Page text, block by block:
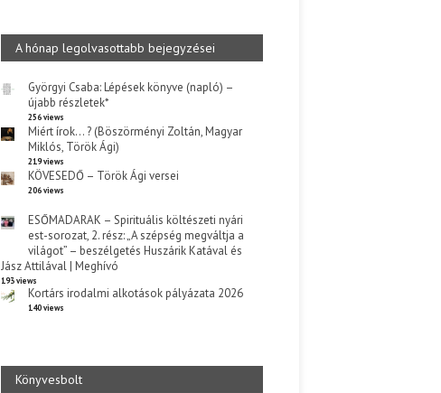
A hónap legolvasottabb bejegyzései
Györgyi Csaba: Lépések könyve (napló) –
újabb részletek*
256 views
Miért írok… ? (Böszörményi Zoltán, Magyar
Miklós, Török Ági)
219 views
KÖVESEDŐ – Török Ági versei
206 views
ESŐMADARAK – Spirituális költészeti nyári
est-sorozat, 2. rész: „A szépség megváltja a
világot” – beszélgetés Huszárik Katával és
Jász Attilával | Meghívó
193 views
Kortárs irodalmi alkotások pályázata 2026
140 views
Könyvesbolt